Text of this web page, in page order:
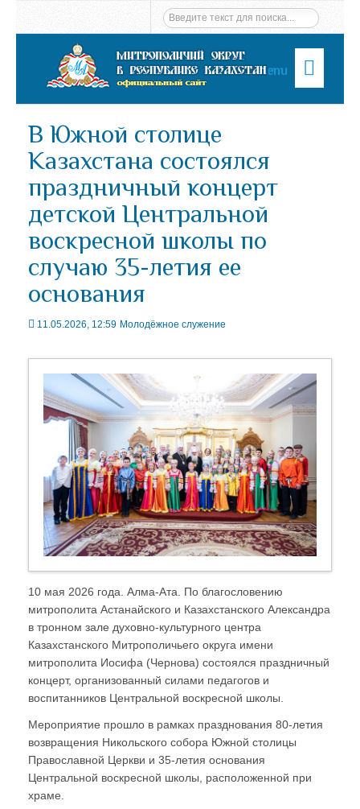
Menu
В Южной столице
Казахстана состоялся
праздничный концерт
детской Центральной
воскресной школы по
случаю 35-летия ее
основания
11.05.2026, 12:59 Молодёжное служение
10 мая 2026 года. Алма-Ата. По благословению
митрополита Астанайского и Казахстанского Александра
в тронном зале духовно-культурного центра
Казахстанского Митрополичьего округа имени
митрополита Иосифа (Чернова) состоялся праздничный
концерт, организованный силами педагогов и
воспитанников Центральной воскресной школы.
Мероприятие прошло в рамках празднования 80-летия
возвращения Никольского собора Южной столицы
Православной Церкви и 35-летия основания
Центральной воскресной школы, расположенной при
храме.